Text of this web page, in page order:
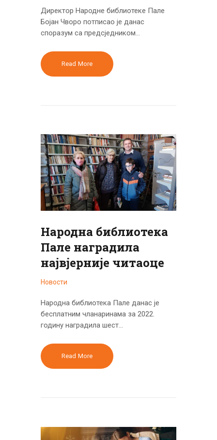
Директор Народне библиотеке Пале
Бојан Чворо потписао је данас
споразум са предсједником…
Read More
Народна библиотека
Пале наградила
највјерније читаоце
Новости
Народна библиотека Пале данас је
бесплатним чланаринама за 2022.
годину наградила шест…
Read More